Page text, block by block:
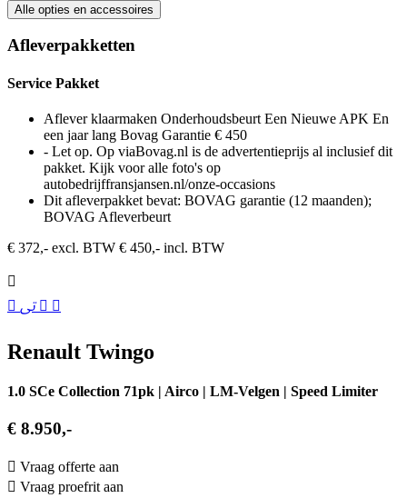
Alle opties en accessoires
Afleverpakketten
Service Pakket
Aflever klaarmaken Onderhoudsbeurt Een Nieuwe APK En
een jaar lang Bovag Garantie € 450
- Let op. Op viaBovag.nl is de advertentieprijs al inclusief dit
pakket. Kijk voor alle foto's op
autobedrijffransjansen.nl/onze-occasions
Dit afleverpakket bevat: BOVAG garantie (12 maanden);
BOVAG Afleverbeurt
€ 372,- excl. BTW € 450,- incl. BTW
Renault Twingo
1.0 SCe Collection 71pk | Airco | LM-Velgen | Speed Limiter
€ 8.950,-
Vraag offerte aan
Vraag proefrit aan